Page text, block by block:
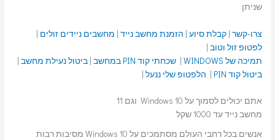
שניתן
צרו-קשר |קבלת סיוע | הזמנת מחשב נייד | מחשבים ניידים זולים |
לפטופ זול וטוב |
תמיכה של WINDOWS
|שכחתי קוד PIN במחשב |ביטול נעילת מחשב |
ביטול קוד PIN
| הלפטופ שלי ננעל |
אתם יכולים לסמוך על Windows 10 וגם 11
מחשב נייד עד 1000 שקל
אנשים בכל רחבי העולם מסתמכים על Windows 10 מסיבות רבות